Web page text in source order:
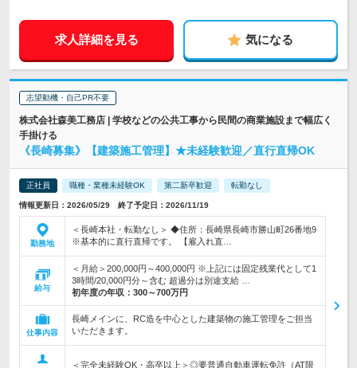
求人詳細を見る 気になる
志望動機・自己PR不要
株式会社森美工務店 | 学校などの公共工事から民間の商業施設まで幅広く
手掛ける
《長崎募集》【建築施工管理】★未経験歓迎／直行直帰OK
正社員 職種・業種未経験OK 第二新卒歓迎 転勤なし
情報更新日：2026/05/29 終了予定日：2026/11/19
勤務地
＜長崎本社・転勤なし＞ ◆住所：長崎県長崎市勝山町26番地9
※基本的に直行直帰です。 【雇入れ直…
給与
＜月給＞200,000円～400,000円 ※上記には固定残業代として1
3時間/20,000円分～含む 超過分は別途支給 …
初年度の年収： 300～700万円
仕事内容
長崎メインに、RC造を中心とした建築物の施工管理をご担当
いただきます。
＜完全未経験OK・高卒以上＞◎要普通自動車運転免許（AT限